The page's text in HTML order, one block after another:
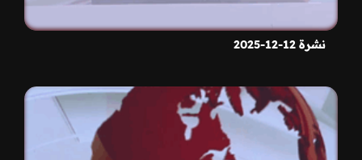
نشرة 12-12-2025